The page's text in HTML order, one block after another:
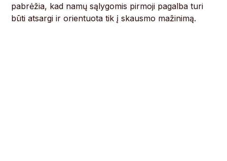
pabrėžia, kad namų sąlygomis pirmoji pagalba turi
būti atsargi ir orientuota tik į skausmo mažinimą.